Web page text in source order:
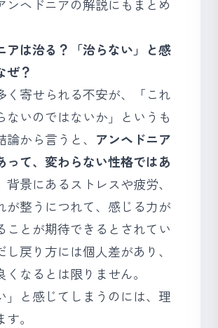
ンヘドニアの解説にもまとめ
アは治る？「治らない」と感
ぜ？
く寄せられる不安が、「これ
ないのではないか」というも
から言うと、 アンヘドニア
って、変わらない性格ではあ
背景にあるストレスや疲労、
が整うにつれて、感じる力が
ことが期待できるとされてい
し戻り方には個人差があり、
くなるとは限りません。
」と感じてしまうのには、理
。